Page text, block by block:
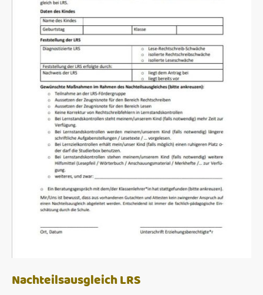
Nachteilsausgleich LRS